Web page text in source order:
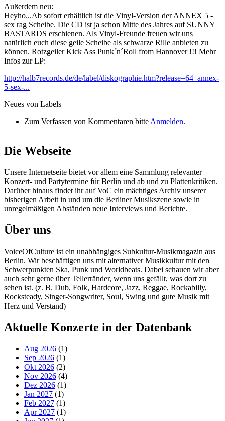
Außerdem neu:
Heyho...Ab sofort erhältlich ist die Vinyl-Version der ANNEX 5 -
sex rag Scheibe. Die CD ist ja schon Mitte des Jahres auf SUNNY
BASTARDS erschienen. Als Vinyl-Freunde freuen wir uns
natürlich euch diese geile Scheibe als schwarze Rille anbieten zu
können. Rotzgeiler Kick Ass Punk´n´Roll from Hannover !!! Mehr
Infos zur LP:
http://halb7records.de/de/label/diskographie.htm?release=64_annex-
5-sex-...
Neues von Labels
Zum Verfassen von Kommentaren bitteAnmelden.
Die Webseite
Unsere Internetseite bietet vor allem eine Sammlung relevanter
Konzert- und Partytermine für Berlin und ab und zu Plattenkritiken.
Darüber hinaus findet ihr auf VoC ein mächtiges Archiv unserer
bisherigen Arbeit in und um die Berliner Musikszene sowie in
unregelmäßigen Abständen neue Interviews und Berichte.
Über uns
VoiceOfCulture ist ein unabhängiges Subkultur-Musikmagazin aus
Berlin. Wir beschäftigen uns mit alternativer Musikkultur mit den
Schwerpunkten Ska, Punk und Worldbeats. Dabei schauen wir aber
auch sehr gerne über Tellerränder, wenn uns gefällt, was dort zu
sehen ist. (z. B. Dub, Folk, Hardcore, Jazz, Reggae, Rockabilly,
Rocksteady, Singer-Songwriter, Soul, Swing und gute Musik mit
Herz und Verstand)
Aktuelle Konzerte in der Datenbank
Aug 2026 (1)
Sep 2026 (1)
Okt 2026 (2)
Nov 2026 (4)
Dez 2026 (1)
Jan 2027 (1)
Feb 2027 (1)
Apr 2027 (1)